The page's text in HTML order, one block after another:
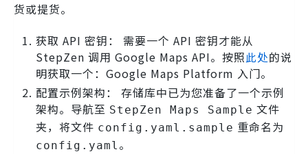
货或提货。
获取 API 密钥： 需要一个 API 密钥才能从
StepZen 调用 Google Maps API。按照此处的说
明获取一个：Google Maps Platform 入门。
配置示例架构： 存储库中已为您准备了一个示例
架构。导航至 StepZen Maps Sample 文件
夹，将文件 config.yaml.sample 重命名为
config.yaml 。